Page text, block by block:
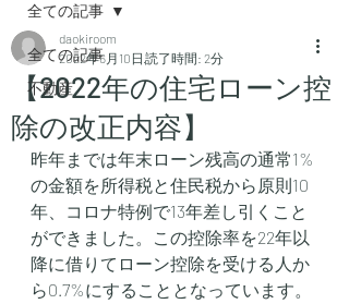
全ての記事
不動産
全ての記事
【2022年の住宅ローン控
除の改正内容】
daokiroom
2022年6月10日 読了時間: 2分
昨年までは年末ローン残高の通常1%
の金額を所得税と住民税から原則10
年、コロナ特例で13年差し引くこと
ができました。この控除率を22年以
降に借りてローン控除を受ける人か
ら0.7%にすることとなっています。